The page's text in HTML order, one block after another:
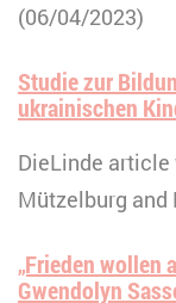
(06/04/2023)
Studie zur
ukrainischen
DieLinde
Mützelburg
„Frieden wollen
Gwendolyn